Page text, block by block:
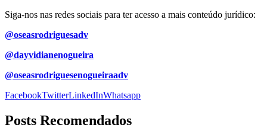
Siga-nos nas redes sociais para ter acesso a mais conteúdo jurídico:
@oseasrodriguesadv
@dayvidianenogueira
@oseasrodriguesenogueiraadv
FacebookTwitterLinkedInWhatsapp
Posts Recomendados